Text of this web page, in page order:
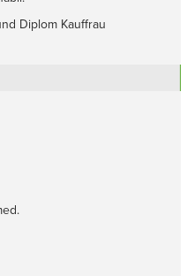
Diplom Kauffrau